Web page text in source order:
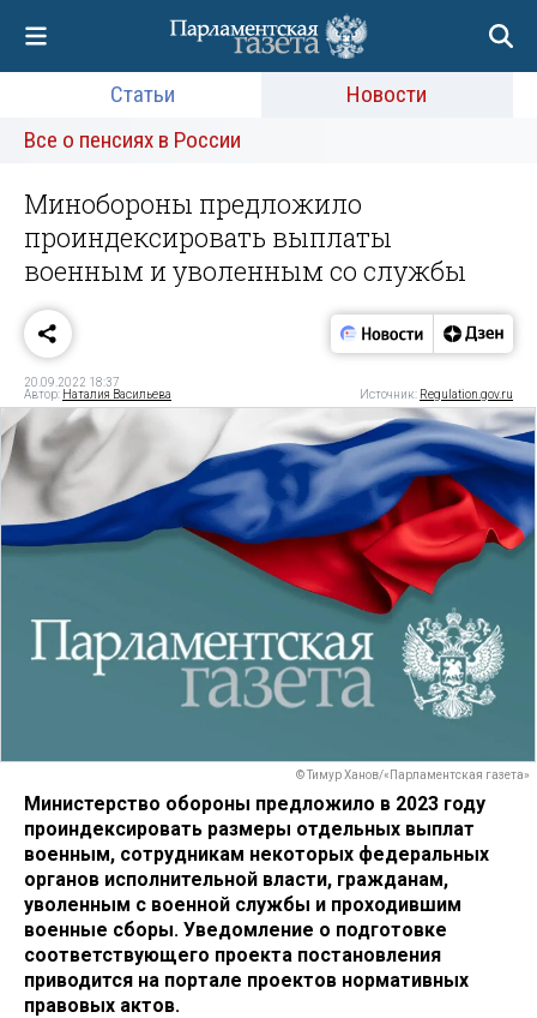
Статьи
Новости
Все о пенсиях в России
Минобороны предложило
проиндексировать выплаты
военным и уволенным со службы
20.09.2022 18:37
Автор: Наталия Васильева Источник: Regulation.gov.ru
© Тимур Ханов/«Парламентская газета»
Министерство обороны предложило в 2023 году
проиндексировать размеры отдельных выплат
военным, сотрудникам некоторых федеральных
органов исполнительной власти, гражданам,
уволенным с военной службы и проходившим
военные сборы. Уведомление о подготовке
соответствующего проекта постановления
приводится на портале проектов нормативных
правовых актов.